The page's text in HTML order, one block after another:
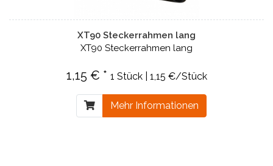
XT90 Steckerrahmen lang
XT90 Steckerrahmen lang
1,15 € * 1 Stück | 1,15 €/Stück
Mehr Informationen